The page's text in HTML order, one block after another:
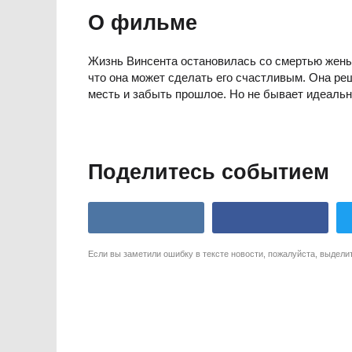
О фильме
Жизнь Винсента остановилась со смертью
что она может сделать его счастливым. Она
месть и забыть прошлое. Но не бывает
Поделитесь событием
Если вы заметили ошибку в тексте новости, пожалуйста,